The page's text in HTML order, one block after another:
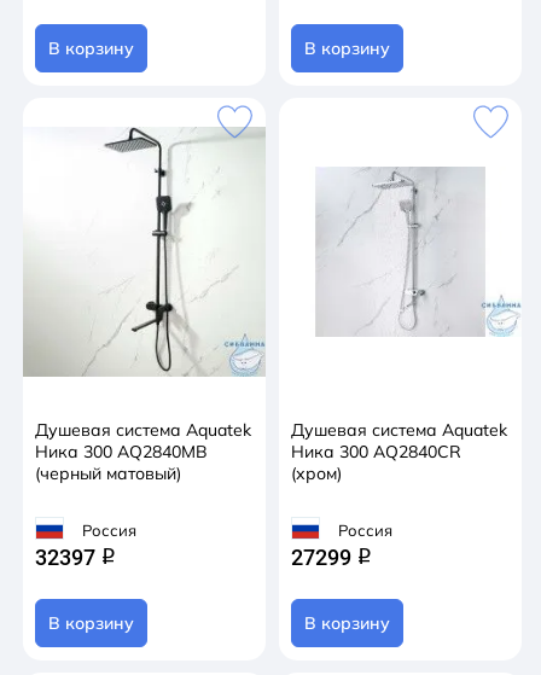
В корзину В корзину
Душевая система Aquatek
Ника 300 AQ2840MB
(черный матовый)
Россия
32397 q
В корзину
Душевая система Aquatek
Ника 300 AQ2840CR
(хром)
Россия
27299 q
В корзину